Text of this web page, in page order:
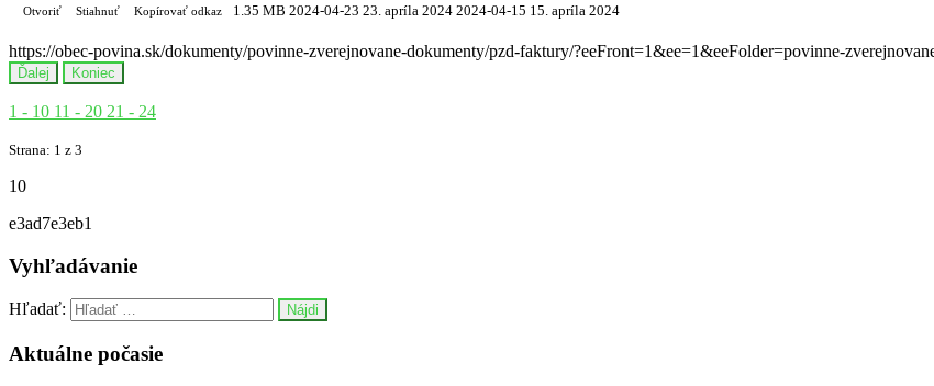
Otvoriť Stiahnuť Kopírovať odkaz 1.35 MB 2024-04-23 23. apríla 2024 2024-04-15 15. apríla 2024
https://obec-povina.sk/dokumenty/povinne-zverejnovane-dokumenty/pzd-faktury/?eeFront=1&ee=1&eeFolder=povinne-
Ďalej Koniec
1 - 10 11 - 20 21 - 24
Strana: 1 z 3
10
e3ad7e3eb1
Vyhľadávanie
Hľadať:
Aktuálne počasie